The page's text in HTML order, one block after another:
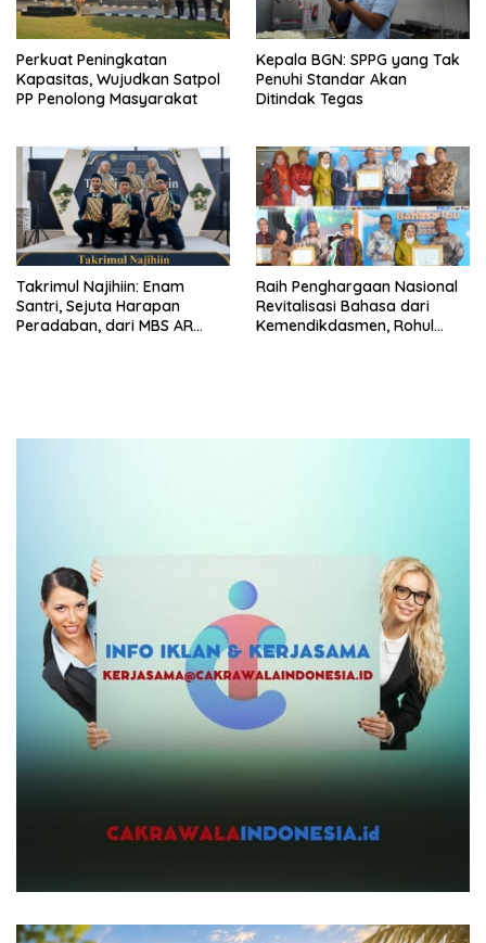
Perkuat Peningkatan
Kapasitas, Wujudkan Satpol
PP Penolong Masyarakat
Kepala BGN: SPPG yang Tak
Penuhi Standar Akan
Ditindak Tegas
Takrimul Najihiin: Enam
Santri, Sejuta Harapan
Peradaban, dari MBS AR
Raih Penghargaan Nasional
Revitalisasi Bahasa dari
Kemendikdasmen, Rohul